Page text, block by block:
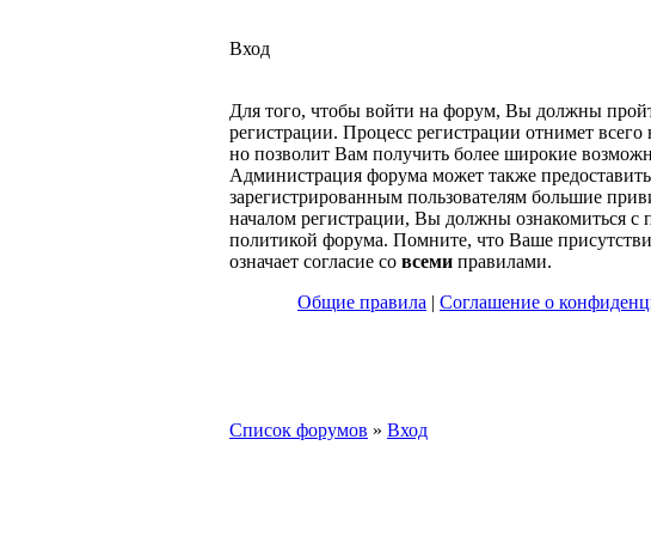
Вход
Для того, чтобы войти на форум, Вы должны
регистрации. Процесс регистрации отнимет всего
но позволит Вам получить более широкие
Администрация форума может также предоставить
зарегистрированным пользователям большие
началом регистрации, Вы должны ознакомиться с
политикой форума. Помните, что Ваше
означает согласие со всеми правилами.
Общие правила | Соглашение о
Список форумов » Вход